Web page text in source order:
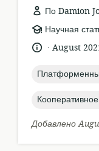
По Damion
формат
ресурса:
Научная
язык:.
опубликовано
August
topic:
topic:
Добавлено